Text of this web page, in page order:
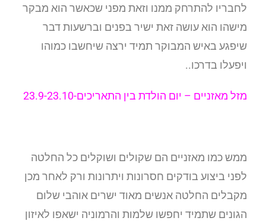
לחבריו להתרחק ממנו וזאת מפני שכאשר הוא מבקר
מישהו הוא עושה זאת ישיר בפנים וברשעות דבר
שיפגע באיש המבוקר תמיד ירצה שיחשבו כמוהו
ויפעלו בדרכו..
מזל מאזניים – יום הולדת בין התאריכים-23.9-23.10
ממש כמו מאזניים הם שקולים ושוקלים כל החלטה
לפני ביצוע בודקים חסרונות ויתרונות ורק לאחר מכן
מקבלים החלטה אנשים מאוד ישרים אוהבי שלום
הגונים שתמיד יחפשו שלמות והרמוניה ישאפו לאיזון